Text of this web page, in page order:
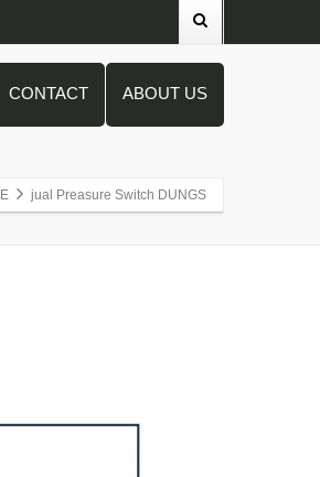
CONTACT ABOUT US
jual Preasure Switch DUNGS